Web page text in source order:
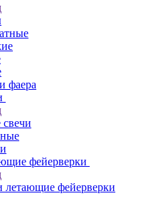
фаера
фейерверки
летающие фейерверки